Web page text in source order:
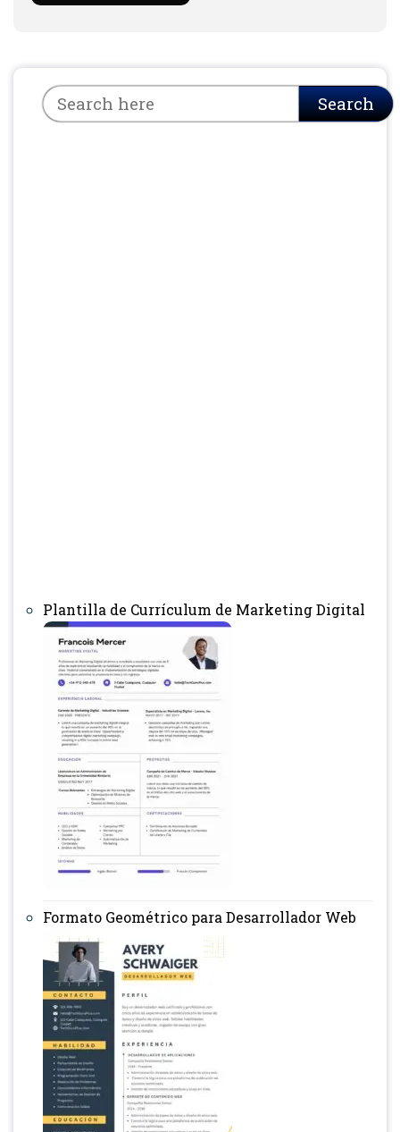
Search
Plantilla de Currículum de Marketing Digital
Formato Geométrico para Desarrollador Web